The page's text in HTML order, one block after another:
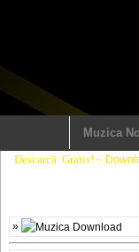
Muzica
Descarcă Gratis! ~
»